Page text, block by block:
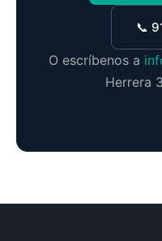
📞
O escríbenos a
Herrera